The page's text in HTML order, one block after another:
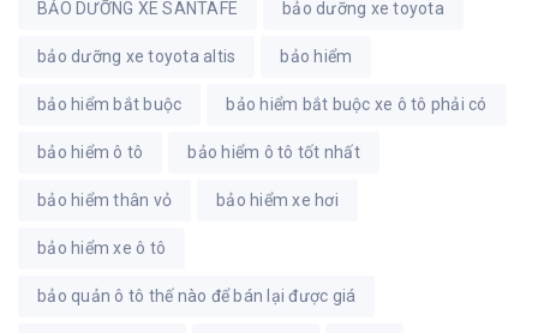
BẢO DƯỠNG XE SANTAFE bảo dưỡng xe toyota
bảo dưỡng xe toyota altis bảo hiểm
bảo hiểm bắt buộc bảo hiểm bắt buộc xe ô tô phải có
bảo hiểm ô tô bảo hiểm ô tô tốt nhất
bảo hiểm thân vỏ bảo hiểm xe hơi
bảo hiểm xe ô tô
bảo quản ô tô thế nào để bán lại được giá